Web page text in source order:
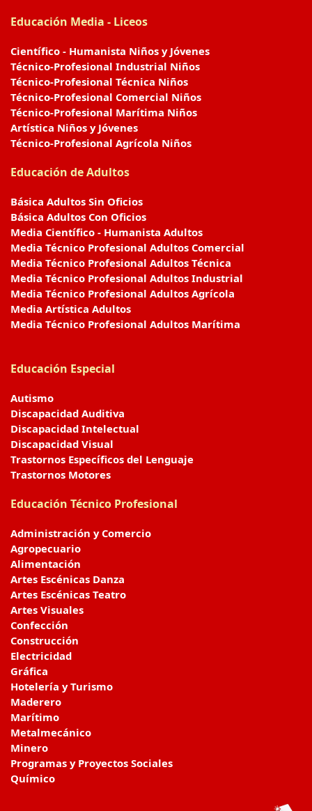
Educación Media - Liceos
Científico - Humanista Niños y Jóvenes
Técnico-Profesional Industrial Niños
Técnico-Profesional Técnica Niños
Técnico-Profesional Comercial Niños
Técnico-Profesional Marítima Niños
Artística Niños y Jóvenes
Técnico-Profesional Agrícola Niños
Educación de Adultos
Básica Adultos Sin Oficios
Básica Adultos Con Oficios
Media Científico - Humanista Adultos
Media Técnico Profesional Adultos Comercial
Media Técnico Profesional Adultos Técnica
Media Técnico Profesional Adultos Industrial
Media Técnico Profesional Adultos Agrícola
Media Artística Adultos
Media Técnico Profesional Adultos Marítima
Educación Especial
Autismo
Discapacidad Auditiva
Discapacidad Intelectual
Discapacidad Visual
Trastornos Específicos del Lenguaje
Trastornos Motores
Educación Técnico Profesional
Administración y Comercio
Agropecuario
Alimentación
Artes Escénicas Danza
Artes Escénicas Teatro
Artes Visuales
Confección
Construcción
Electricidad
Gráfica
Hotelería y Turismo
Maderero
Marítimo
Metalmecánico
Minero
Programas y Proyectos Sociales
Químico